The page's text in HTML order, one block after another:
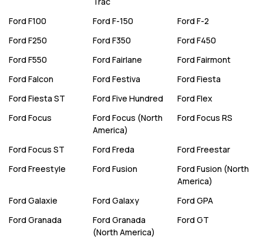
Ford F100 Ford F-150 Ford F-2
Ford F250 Ford F350 Ford F450
Ford F550 Ford Fairlane Ford Fairmont
Ford Falcon Ford Festiva Ford Fiesta
Ford Fiesta ST Ford Five Hundred Ford Flex
Ford Focus Ford Focus (North
America)
Ford Focus RS
Ford Focus ST Ford Freda Ford Freestar
Ford Freestyle Ford Fusion Ford Fusion (North
America)
Ford Galaxie Ford Galaxy Ford GPA
Ford Granada Ford Granada
(North America)
Ford GT